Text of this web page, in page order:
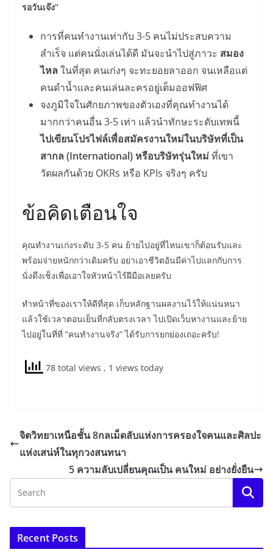
รอวันเจ๊ง”
การที่คนทำงานเท่ากับ 3-5 คนไม่ประสบความ
สำเร็จ แต่คนนั่งเล่นได้ดี มันจะนำไปสู่ภาวะ สมอง
ไหล ในที่สุด คนเก่งๆ จะทะยอยลาออก จนเหลือแต่
คนดำน้ำและคนเล่นละครอยู่เต็มออฟฟิศ
จงภูมิใจในศักยภาพของตัวเองที่คุณทำงานได้
มากกว่าคนอื่น 3-5 เท่า แล้วนำทักษะระดับเทพนี้
ไปเขียนโปรไฟล์เพื่อสมัครงานใหม่ในบริษัทที่เป็น
สากล (International) หรือบริษัทรุ่นใหม่ที่เขา
วัดผลกันด้วย OKRs หรือ KPIs จริงๆ ครับ
ข้อคิดเตือนใจ
คุณทำงานเก่งระดับ 3-5 คน ย้ายไปอยู่ที่ไหนเขาก็ต้อนรับและ
พร้อมจ่ายหนักกว่าเดิมครับ อย่าเอาชีวิตอันมีค่าไปแลกกับการ
นั่งดึงเช็งเพื่อเอาใจหัวหน้าไร้ฝีมือเลยครับ
ทำหน้าที่ของเราให้ดีที่สุด เก็บหลักฐานผลงานไว้ให้แน่นหนา
แล้วใช้เวลาตอนเย็นที่กลับตรงเวลา ไปเปิดเว็บหางานและย้าย
ไปอยู่ในที่ที่ “คนทำงานจริง” ได้รับการยกย่องเถอะครับ!
78 total views , 1 views today
จิตวิทยาเหนือชั้น 8กลเม็ดลับแห่งการครองใจคนและศิลปะ
แห่งเสน่ห์ในทุกวงสนทนา
5 ความลับเปลี่ยนคุณเป็น คนใหม่ อย่างยั่งยืน
Recent Posts